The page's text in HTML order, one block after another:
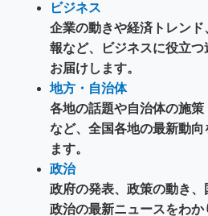
ビジネス
企業の動きや経済トレン
報など、ビジネスに役立
お届けします。
地方・自治体
各地の話題や自治体の施策
など、全国各地の最新動
ます。
政治
政府の発表、政策の動き
政治の最新ニュースをわ